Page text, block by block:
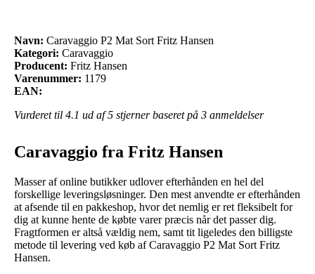
Navn: Caravaggio P2 Mat Sort Fritz Hansen
Kategori: Caravaggio
Producent: Fritz Hansen
Varenummer: 1179
EAN:
Vurderet til 4.1 ud af 5 stjerner baseret på 3 anmeldelser
Caravaggio fra Fritz Hansen
Masser af online butikker udlover efterhånden en hel del
forskellige leveringsløsninger. Den mest anvendte er efterhånden
at afsende til en pakkeshop, hvor det nemlig er ret fleksibelt for
dig at kunne hente de købte varer præcis når det passer dig.
Fragtformen er altså vældig nem, samt tit ligeledes den billigste
metode til levering ved køb af Caravaggio P2 Mat Sort Fritz
Hansen.